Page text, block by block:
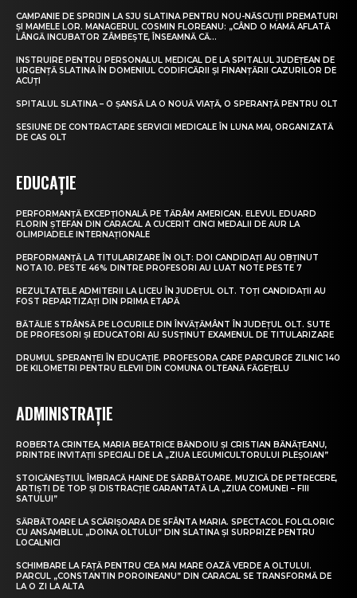
CAMPANIE DE SPRIJIN LA SJU SLATINA PENTRU NOU-NĂSCUȚII PREMATURI
ȘI MAMELE LOR. MANAGERUL COSMIN FLOREANU: „CÂND O MAMĂ AFLATĂ
LÂNGĂ INCUBATOR ZÂMBEȘTE, ÎNSEAMNĂ CĂ...
INSTRUIRE PENTRU PERSONALUL MEDICAL DE LA SPITALUL JUDEȚEAN DE
URGENȚĂ SLATINA ÎN DOMENIUL CODIFICĂRII ȘI FINANȚĂRII CAZURILOR DE
ACUȚI
SPITALUL SLATINA – O ȘANSĂ LA O NOUĂ VIAȚĂ, O SPERANȚĂ PENTRU OLT
SESIUNE DE CONTRACTARE SERVICII MEDICALE ÎN LUNA MAI, ORGANIZATĂ
DE CAS OLT
EDUCAȚIE
PERFORMANȚĂ EXCEPȚIONALĂ PE TĂRÂM AMERICAN. ELEVUL EDUARD
FLORIN ȘTEFAN DIN CARACAL A CUCERIT CINCI MEDALII DE AUR LA
OLIMPIADELE INTERNAȚIONALE
PERFORMANȚĂ LA TITULARIZARE ÎN OLT: DOI CANDIDAȚI AU OBȚINUT
NOTA 10. PESTE 46% DINTRE PROFESORI AU LUAT NOTE PESTE 7
REZULTATELE ADMITERII LA LICEU ÎN JUDEȚUL OLT. TOȚI CANDIDAȚII AU
FOST REPARTIZAȚI DIN PRIMA ETAPĂ
BĂTĂLIE STRÂNSĂ PE LOCURILE DIN ÎNVĂȚĂMÂNT ÎN JUDEȚUL OLT. SUTE
DE PROFESORI ȘI EDUCATORI AU SUSȚINUT EXAMENUL DE TITULARIZARE
DRUMUL SPERANȚEI ÎN EDUCAȚIE. PROFESORA CARE PARCURGE ZILNIC 140
DE KILOMETRI PENTRU ELEVII DIN COMUNA OLTEANĂ FĂGEȚELU
ADMINISTRAȚIE
ROBERTA CRINTEA, MARIA BEATRICE BĂNDOIU ȘI CRISTIAN BĂNĂȚEANU,
PRINTRE INVITAȚII SPECIALI DE LA „ZIUA LEGUMICULTORULUI PLEȘOIAN”
STOICĂNEȘTIUL ÎMBRACĂ HAINE DE SĂRBĂTOARE. MUZICĂ DE PETRECERE,
ARTIȘTI DE TOP ȘI DISTRACȚIE GARANTATĂ LA „ZIUA COMUNEI – FIII
SATULUI”
SĂRBĂTOARE LA SCĂRIȘOARA DE SFÂNTA MARIA. SPECTACOL FOLCLORIC
CU ANSAMBLUL „DOINA OLTULUI” DIN SLATINA ȘI SURPRIZE PENTRU
LOCALNICI
SCHIMBARE LA FAȚĂ PENTRU CEA MAI MARE OAZĂ VERDE A OLTULUI.
PARCUL „CONSTANTIN POROINEANU” DIN CARACAL SE TRANSFORMĂ DE
LA O ZI LA ALTA